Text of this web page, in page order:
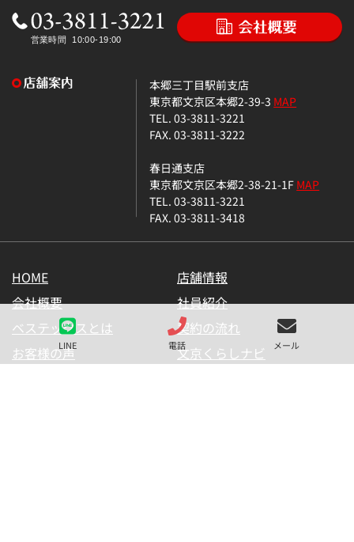
LINE 電話 メール
本郷三丁目駅前支店
東京都文京区本郷2-39-3 MAP
TEL. 03-3811-3221
FAX. 03-3811-3222
春日通支店
東京都文京区本郷2-38-21-1FMAP
TEL. 03-3811-3221
FAX. 03-3811-3418
HOME
店舗情報
会社概要
社員紹介
ベステックスとは
契約の流れ
お客様の声
文京くらしナビ